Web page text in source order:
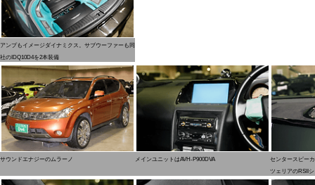
アンプもイメージダイナミクス。サブウーファーも同
社のIDQ10D4を2本装備
サウンドエナジーのムラーノ メインユニットはAVH-P900DVA
センタースピー
ツェリアのRSII